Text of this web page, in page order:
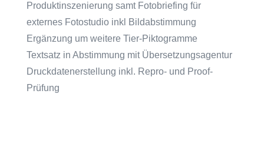
Produktinszenierung samt Fotobriefing für
externes Fotostudio inkl Bildabstimmung
Ergänzung um weitere Tier-Piktogramme
Textsatz in Abstimmung mit Übersetzungsagentur
Druckdatenerstellung inkl. Repro- und Proof-
Prüfung